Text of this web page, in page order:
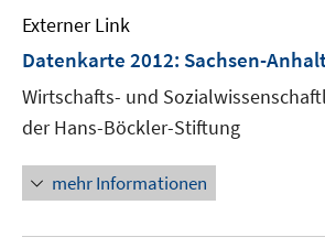
Externer Link
Datenkarte 2012: Sachsen-
Wirtschafts- und
der Hans-Böckler-Stiftung
mehr Informationen